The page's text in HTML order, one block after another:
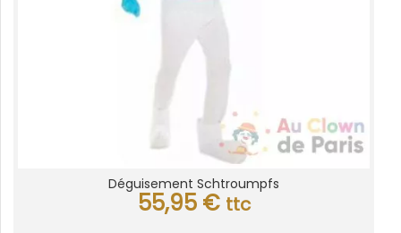
Déguisement Schtroumpfs
55,95 € ttc